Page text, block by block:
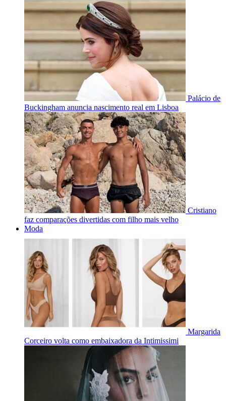
Palácio de
Buckingham anuncia nascimento real em Lisboa
Cristiano
faz comparações divertidas com filho mais velho
Moda
Margarida
Corceiro volta como embaixadora da Intimissimi